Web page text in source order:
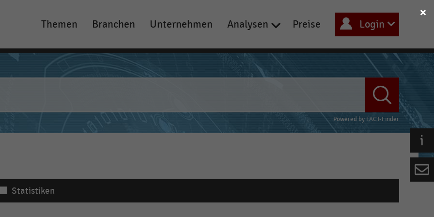
Main
navigation
Themen Branchen Unternehmen Analysen Preise Login
Powered by FACT-Finder
Statistiken